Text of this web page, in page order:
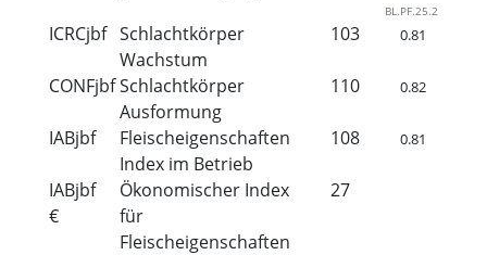
BL.PF.25.2
ICRCjbf Schlachtkörper
Wachstum
103 0.81
CONFjbfSchlachtkörper
Ausformung
110 0.82
IABjbf
Fleischeigenschaften
Index im Betrieb
108 0.81
IABjbf
€
Ökonomischer Index
für
Fleischeigenschaften
27